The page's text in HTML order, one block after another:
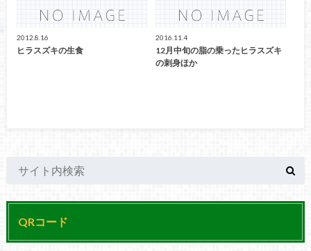
2012.8.16
ヒラスズキの生食
2016.11.4
12月中旬の脂の乗ったヒラスズキ
の刺身ほか
QRコード